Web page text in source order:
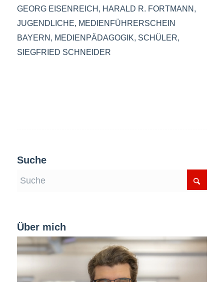
GEORG EISENREICH, HARALD R. FORTMANN,
JUGENDLICHE, MEDIENFÜHRERSCHEIN
BAYERN, MEDIENPÄDAGOGIK, SCHÜLER,
SIEGFRIED SCHNEIDER
Suche
Über mich